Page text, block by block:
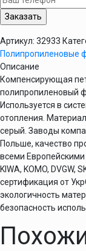
мм
KAN
Артикул: 32933
Полипропиленовые
Описание
Компенсирующая
полипропиленовый
Используется в
отопления.
серый. Заводы
Польше, качество
всеми
KIWA, KOMO, DVGW,
сертификация от
экологичность
безопасность